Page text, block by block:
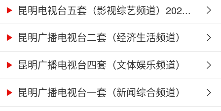
昆明电视台五套（影视综艺频道）202...
昆明广播电视台二套（经济生活频道）
2... 昆明广播电视台四套（文体娱乐频道）
2... 昆明广播电视台一套（新闻综合频道）